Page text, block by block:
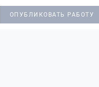
ОПУБЛИКОВАТЬ РАБОТУ